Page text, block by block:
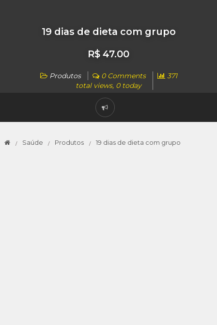
19 dias de dieta com grupo
R$ 47.00
Produtos 0 Comments
371
total views, 0 today
Saúde Produtos 19 dias de dieta com grupo